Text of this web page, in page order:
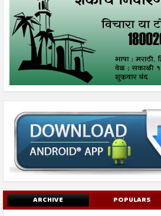
ARCHIVE POPULARS